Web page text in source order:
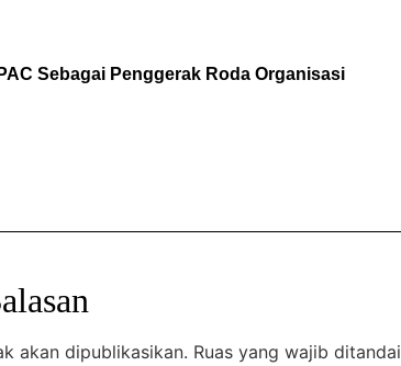
Sebagai Penggerak Roda Organisasi
akan dipublikasikan. Ruas yang wajib ditandai